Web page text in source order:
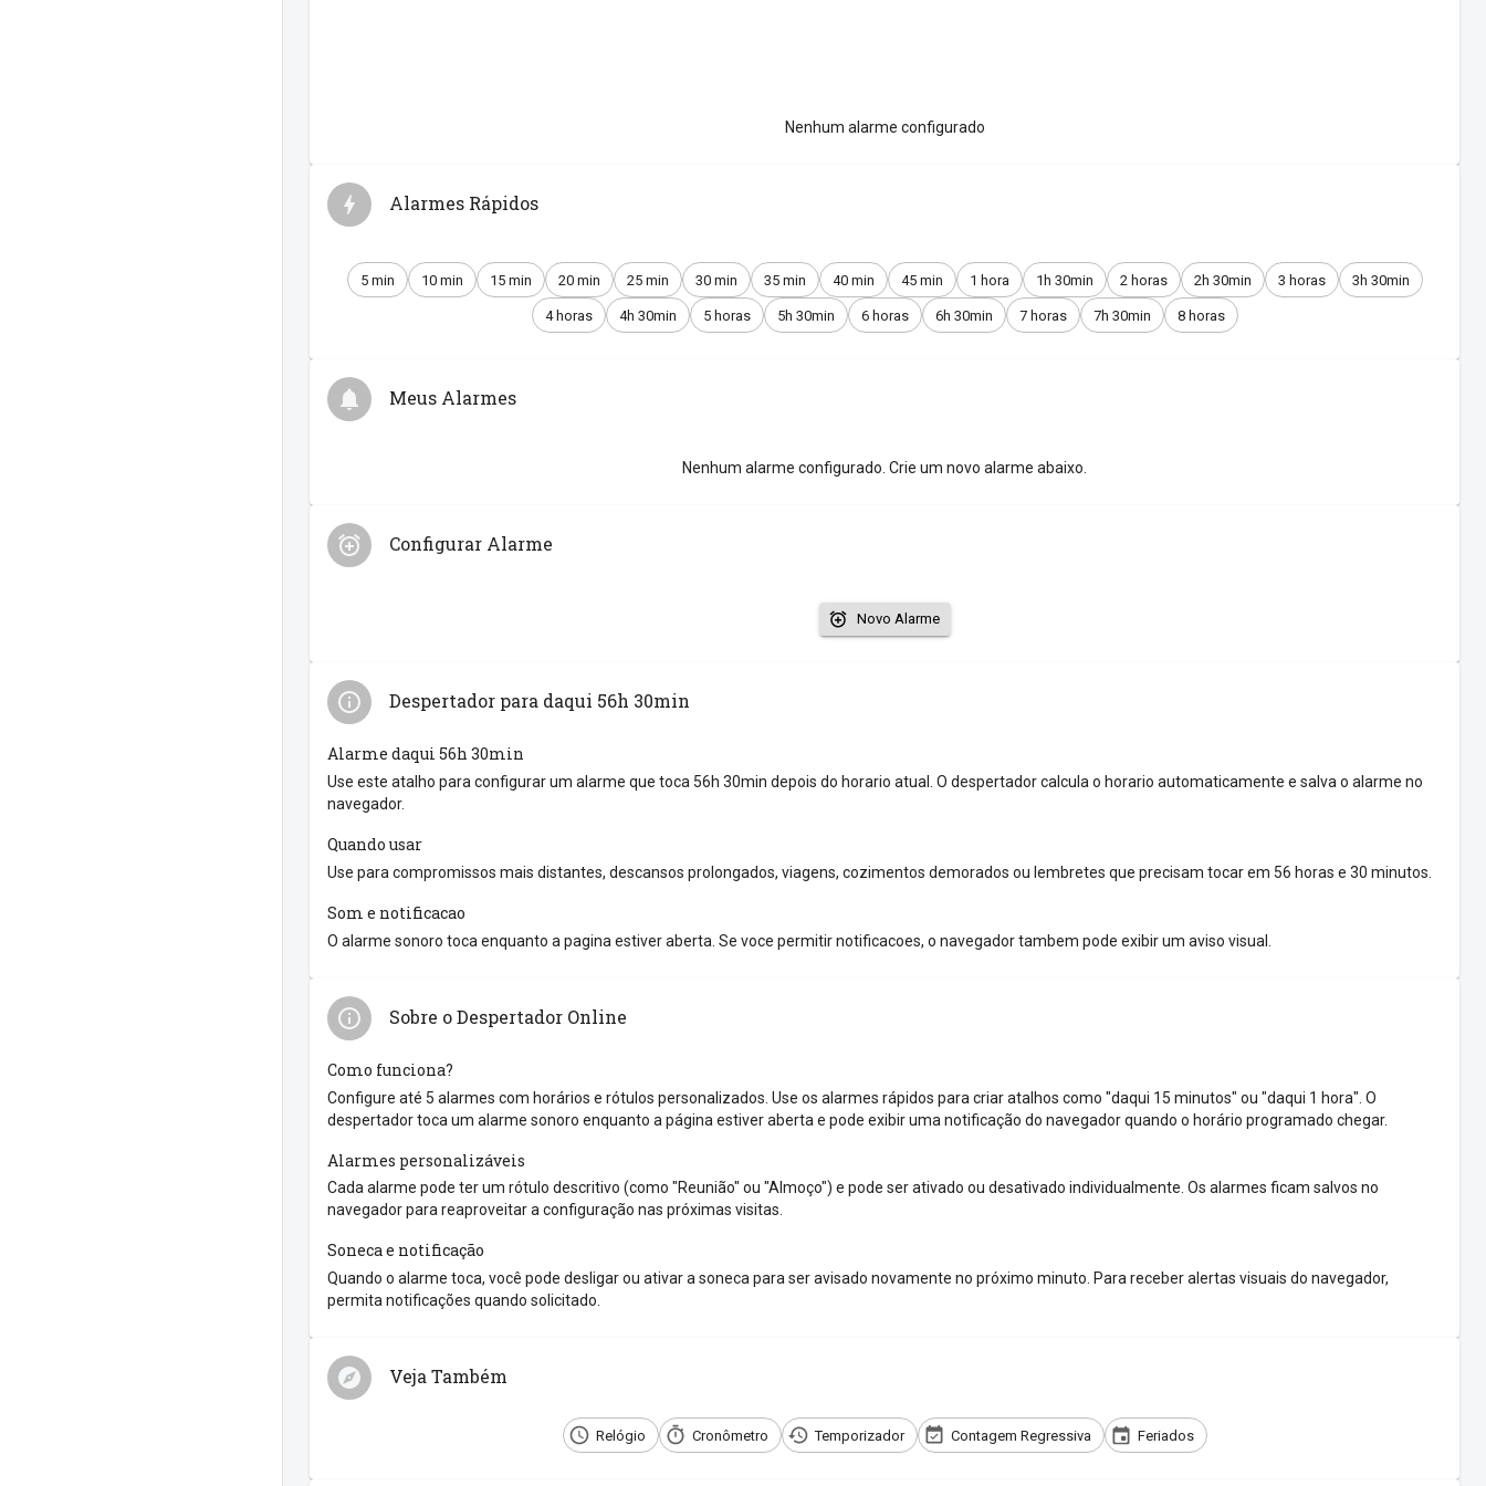
Nenhum alarme configurado
Alarmes Rápidos
5 min 10 min 15 min 20 min 25 min 30 min 35 min 40 min 45 min 1 hora 1h 30min 2 horas 2h 30min 3 horas 3h 30min
4 horas 4h 30min 5 horas 5h 30min 6 horas 6h 30min 7 horas 7h 30min 8 horas
Meus Alarmes
Nenhum alarme configurado. Crie um novo alarme abaixo.
Configurar Alarme
Novo Alarme
Despertador para daqui 56h 30min
Alarme daqui 56h 30min
Use este atalho para configurar um alarme que toca 56h 30min depois do horario atual. O despertador calcula o horario automaticamente e salva o alarme no
navegador.
Quando usar
Use para compromissos mais distantes, descansos prolongados, viagens, cozimentos demorados ou lembretes que precisam tocar em 56 horas e 30 minutos.
Som e notificacao
O alarme sonoro toca enquanto a pagina estiver aberta. Se voce permitir notificacoes, o navegador tambem pode exibir um aviso visual.
Sobre o Despertador Online
Como funciona?
Configure até 5 alarmes com horários e rótulos personalizados. Use os alarmes rápidos para criar atalhos como "daqui 15 minutos" ou "daqui 1 hora". O
despertador toca um alarme sonoro enquanto a página estiver aberta e pode exibir uma notificação do navegador quando o horário programado chegar.
Alarmes personalizáveis
Cada alarme pode ter um rótulo descritivo (como "Reunião" ou "Almoço") e pode ser ativado ou desativado individualmente. Os alarmes ficam salvos no
navegador para reaproveitar a configuração nas próximas visitas.
Soneca e notificação
Quando o alarme toca, você pode desligar ou ativar a soneca para ser avisado novamente no próximo minuto. Para receber alertas visuais do navegador,
permita notificações quando solicitado.
Veja Também
Relógio Cronômetro Temporizador Contagem Regressiva Feriados